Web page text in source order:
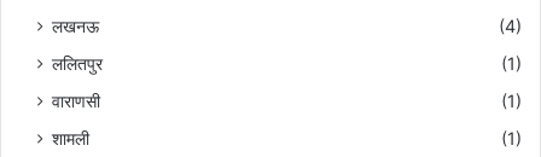
लखनऊ
(4)
ललितपुर
(1)
वाराणसी
(1)
शामली
(1)